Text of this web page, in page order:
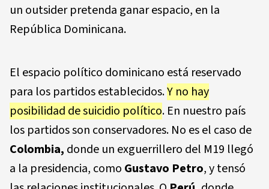
un outsider pretenda ganar espacio, en la
República Dominicana.
El espacio político dominicano está reservado
para los partidos establecidos.Y no hay
posibilidad de suicidio político. En nuestro país
los partidos son conservadores. No es el caso de
Colombia, donde un exguerrillero del M19 llegó
a la presidencia, como Gustavo Petro, y tensó